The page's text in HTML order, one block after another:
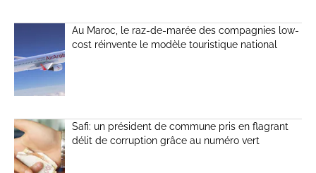
Au Maroc, le raz-de-marée des compagnies low-
cost réinvente le modèle touristique national
Safi: un président de commune pris en flagrant
délit de corruption grâce au numéro vert